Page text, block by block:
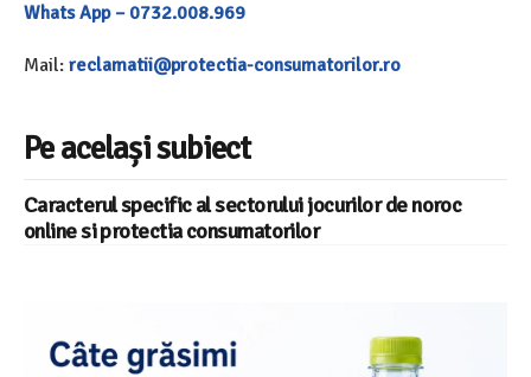
Whats App – 0732.008.969
Mail: reclamatii@protectia-consumatorilor.ro
Pe același subiect
Caracterul specific al sectorului jocurilor de noroc
online si protectia consumatorilor